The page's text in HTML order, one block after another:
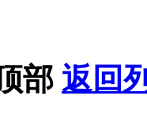
部 返回